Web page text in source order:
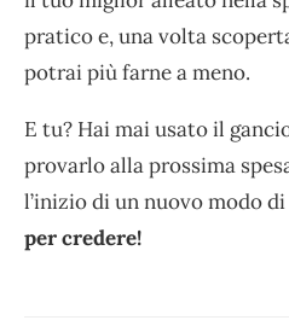
pratico e, una volta
potrai più farne a meno.
E tu? Hai mai usato il
provarlo alla prossima
l’inizio di un nuovo modo
per credere!